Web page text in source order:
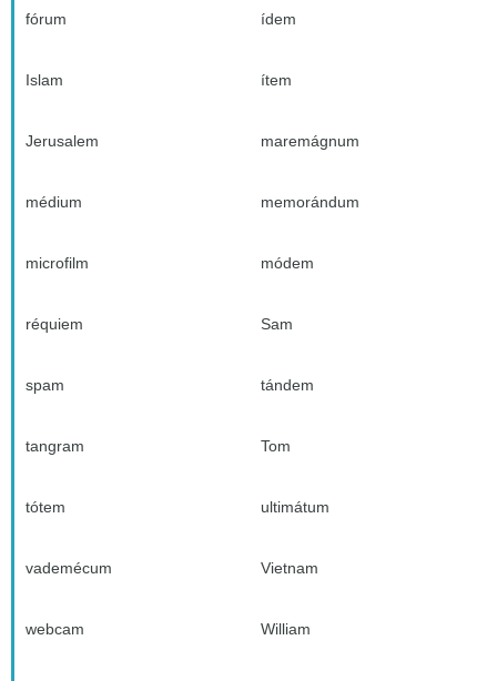
fórum ídem
Islam ítem
Jerusalem maremágnum
médium memorándum
microfilm módem
réquiem Sam
spam tándem
tangram Tom
tótem ultimátum
vademécum Vietnam
webcam William